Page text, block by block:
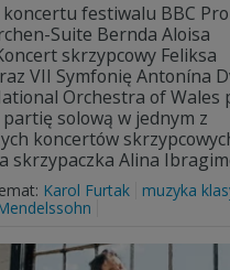
festiwalu BBC
Suite Bernda Aloisa
skrzypcowy Feliksa
VII Symfonię Antonína
Orchestra of Wales
partię solową w jednym z
koncertów
skrzypaczka Alina
Karol Furtak
muzyka